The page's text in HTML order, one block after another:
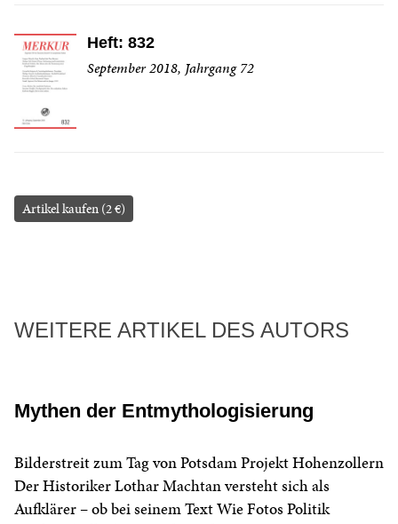
Heft: 832
September 2018, Jahrgang 72
Artikel kaufen (2 €)
WEITERE ARTIKEL DES AUTORS
Mythen der Entmythologisierung
Bilderstreit zum Tag von Potsdam Projekt Hohenzollern
Der Historiker Lothar Machtan versteht sich als
Aufklärer – ob bei seinem Text Wie Fotos Politik